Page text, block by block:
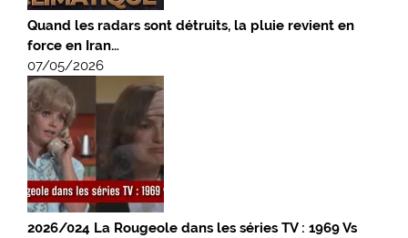
Quand les radars sont détruits, la pluie revient en
force en Iran…
07/05/2026
2026/024 La Rougeole dans les séries TV : 1969 Vs